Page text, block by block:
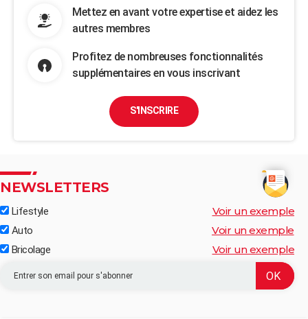
Mettez en avant votre expertise et aidez les
autres membres
Profitez de nombreuses fonctionnalités
supplémentaires en vous inscrivant
S'INSCRIRE
NEWSLETTERS
Lifestyle Voir un exemple
Auto Voir un exemple
Bricolage Voir un exemple